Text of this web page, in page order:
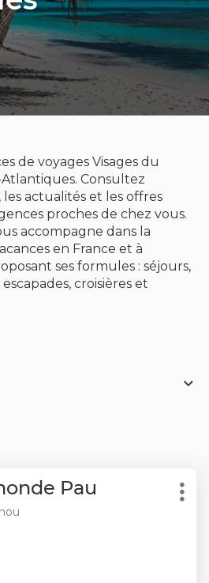
de voyages Visages du
Consultez
les actualités et les offres
proches de chez vous.
accompagne dans la
en France et à
ses formules : séjours,
croisières et
Pau
Plus